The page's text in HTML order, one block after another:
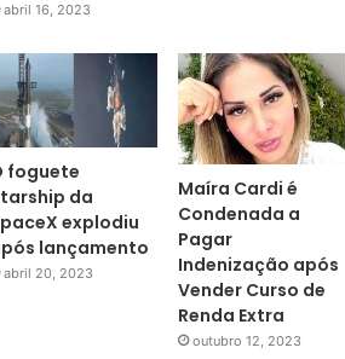
abril 16, 2023
foguete
da
explodiu
lançamento
abril 20, 2023
Maíra Cardi é
Condenada a
Pagar
Indenização após
Vender Curso de
Renda Extra
outubro 12, 2023